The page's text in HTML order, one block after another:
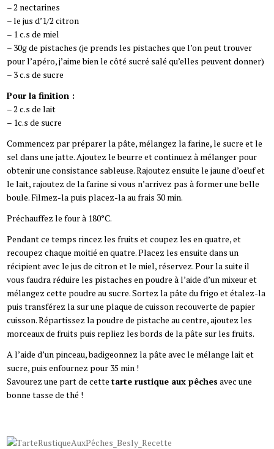
– 2 nectarines
– le jus d’1/2 citron
– 1 c.s de miel
– 30g de pistaches (je prends les pistaches que l’on peut trouver
pour l’apéro, j’aime bien le côté sucré salé qu’elles peuvent donner)
– 3 c.s de sucre
Pour la finition :
– 2 c.s de lait
– 1c.s de sucre
Commencez par préparer la pâte, mélangez la farine, le sucre et le
sel dans une jatte. Ajoutez le beurre et continuez à mélanger pour
obtenir une consistance sableuse. Rajoutez ensuite le jaune d’oeuf et
le lait, rajoutez de la farine si vous n’arrivez pas à former une belle
boule. Filmez-la puis placez-la au frais 30 min.
Préchauffez le four à 180°C.
Pendant ce temps rincez les fruits et coupez les en quatre, et
recoupez chaque moitié en quatre. Placez les ensuite dans un
récipient avec le jus de citron et le miel, réservez. Pour la suite il
vous faudra réduire les pistaches en poudre à l’aide d’un mixeur et
mélangez cette poudre au sucre. Sortez la pâte du frigo et étalez-la
puis transférez la sur une plaque de cuisson recouverte de papier
cuisson. Répartissez la poudre de pistache au centre, ajoutez les
morceaux de fruits puis repliez les bords de la pâte sur les fruits.
A l’aide d’un pinceau, badigeonnez la pâte avec le mélange lait et
sucre, puis enfournez pour 35 min !
Savourez une part de cette tarte rustique aux pêches avec une
bonne tasse de thé !